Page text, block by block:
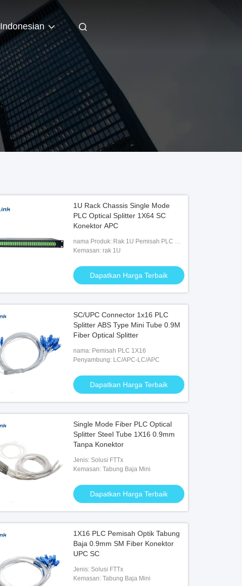
Indonesian
1U Rack Chassis Single Mode
PLC Optical Splitter 1X64 SC
Konektor APC
nama Produk: Rak 1U Pemisah PLC SM
1X64
Kemasan: rak 1U
Dapatkan Harga Terbaik
SC/UPC Connector 1x16 PLC
Splitter ABS Type Mini Tube 0.9M
Fiber Optical Splitter
nama: Pemisah PLC 1X16
Penyambung: LC/APC-LC/APC
Dapatkan Harga Terbaik
Single Mode Fiber PLC Optical
Splitter Steel Tube 1X16 0.9mm
Tanpa Konektor
Jenis: Solusi FTTx
Kemasan: Tabung Baja Mini
Dapatkan Harga Terbaik
1X16 PLC Pemisah Optik Tabung
Baja 0.9mm SM Fiber Konektor
UPC SC
Jenis: Solusi FTTx
Kemasan: Tabung Baja Mini